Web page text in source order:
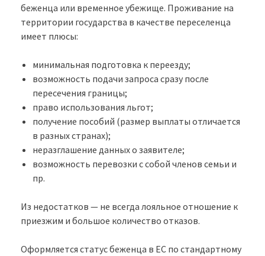
беженца или временное убежище. Проживание на
территории государства в качестве переселенца
имеет плюсы:
минимальная подготовка к переезду;
возможность подачи запроса сразу после
пересечения границы;
право использования льгот;
получение пособий (размер выплаты отличается
в разных странах);
неразглашение данных о заявителе;
возможность перевозки с собой членов семьи и
пр.
Из недостатков — не всегда лояльное отношение к
приезжим и большое количество отказов.
Оформляется статус беженца в ЕС по стандартному